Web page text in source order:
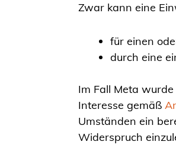
Zwar kann eine
für einen
durch eine
Im Fall Meta wurde
Interesse gemäß
Umständen ein
Widerspruch